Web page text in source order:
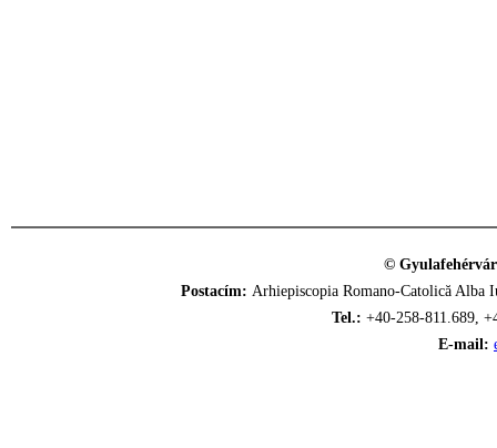
©
Postacím: Arhiepiscopia Romano-Catolică
Tel.: +40-258-811.689,
E-mail: